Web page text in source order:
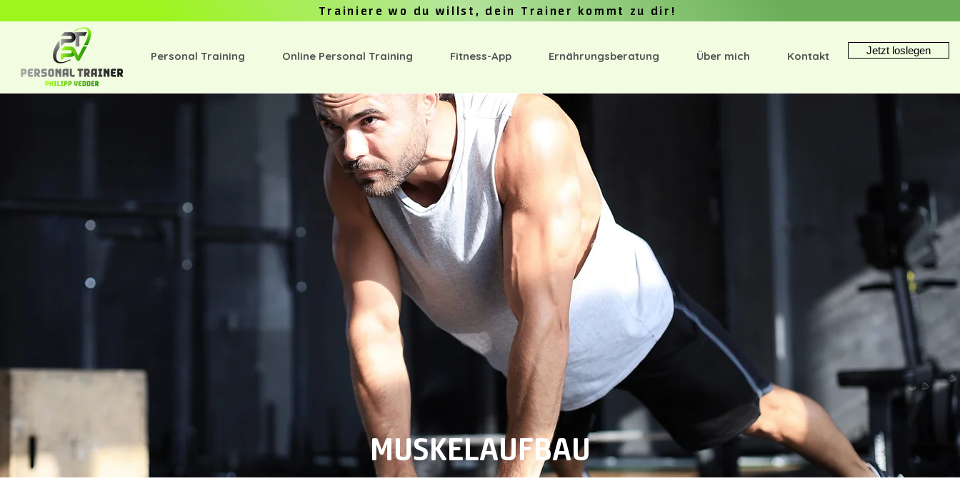
Trainiere wo du willst, dein Trainer kommt zu dir!
Personal Training Online Personal Training Fitness-App Ernährungsberatung Über mich Kontakt Jetzt loslegen
MUSKELAUFBAU